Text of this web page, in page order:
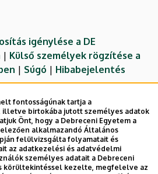
igénylése a DE
| Külső személyek rögzítése a
| Súgó | Hibabejelentés
fontosságúnak tartja a
birtokába jutott személyes adatok
Önt, hogy a Debreceni Egyetem a
alkalmazandó Általános
felülvizsgálta folyamatait és
az adatkezelési és adatvédelmi
személyes adatait a Debreceni
körültekintéssel kezelte, megfelelve az